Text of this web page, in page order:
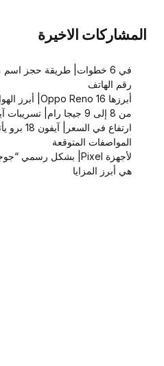
المشاركات الاخيرة
في 6 خطوات| طريقة حجز
رقم الهاتف
أبرزها Oppo Reno 16| أبرز الهواتف المرتقبة في يوليو 2026
من 8 إلى 9 جيجا رام| تسريبات آيفون 18 الأساسي
المواصفات المتوقعة
هي أبرز المزايا